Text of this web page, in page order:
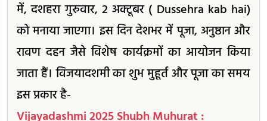
में, दशहरा गुरुवार, 2 अक्टूबर ( Dussehra kab hai)
को मनाया जाएगा। इस दिन देशभर में पूजा, अनुष्ठान और
रावण दहन जैसे विशेष कार्यक्रमों का आयोजन किया
जाता हैं। विजयादशमी का शुभ मुहूर्त और पूजा का समय
इस प्रकार है-
Vijayadashmi 2025 Shubh Muhurat :